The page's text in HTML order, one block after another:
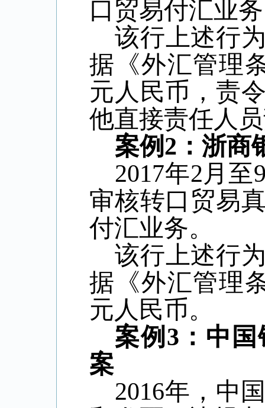
口贸易付汇业
该行上述行
据《外汇管理
元人民币，责
他直接责任人
案例2 ：浙
2017年2 月至
审核转口贸易
付汇业务。
该行上述行
据《外汇管理
元人民币。
案例 3 ：中
案
2016年， 中